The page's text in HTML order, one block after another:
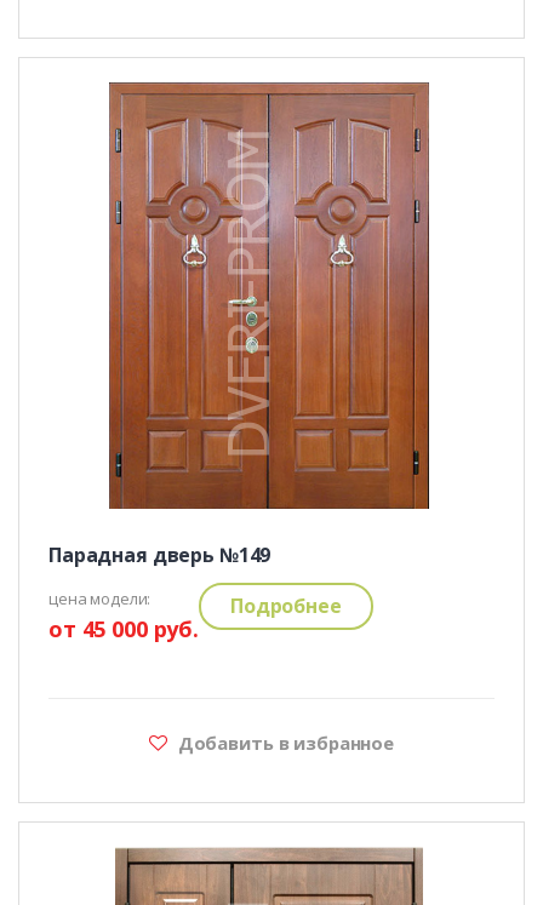
Парадная дверь №149
цена модели:
от 45 000 руб.
Подробнее
Добавить в избранное